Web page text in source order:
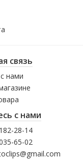
связь
нами
с нами
28-14
65-02